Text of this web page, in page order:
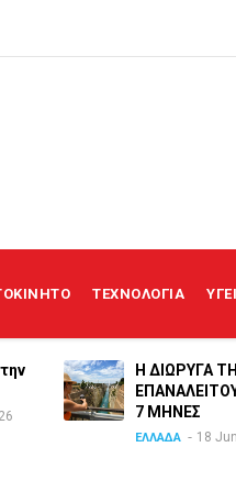
ΤΕΧΝΟΛΟΓΙΑ
Η ΔΙΩΡΥΓΑ
7 ΜΗΝΕΣ
ΕΛΛΑΔΑ 18